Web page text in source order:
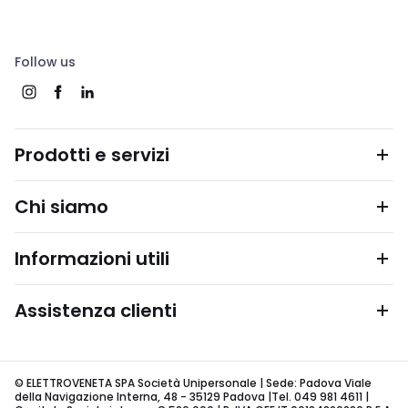
Follow us
Prodotti e servizi
Chi siamo
Informazioni utili
Assistenza clienti
© ELETTROVENETA SPA Società Unipersonale | Sede: Padova Viale
della Navigazione Interna, 48 - 35129 Padova |Tel. 049 981 4611 |